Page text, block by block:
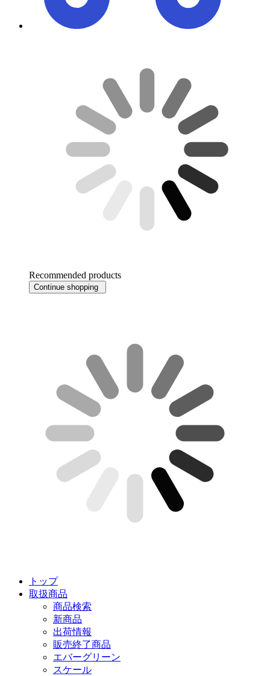
Recommended products
Continue shopping
トップ
取扱商品
商品検索
新商品
出荷情報
販売終了商品
エバーグリーン
スケール